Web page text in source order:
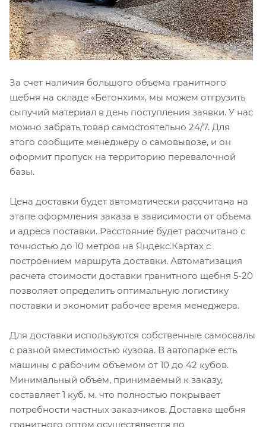
За счет наличия большого объема гранитного
щебня на складе «Бетонхим», мы можем отгрузить
сыпучий материал в день поступления заявки. У нас
можно забрать товар самостоятельно 24/7. Для
этого сообщите менеджеру о самовывозе, и он
оформит пропуск на территорию перевалочной
базы.
Цена доставки будет автоматически рассчитана на
этапе оформления заказа в зависимости от объема
и адреса поставки. Расстояние будет рассчитано с
точностью до 10 метров на Яндекс.Картах с
построением маршрута доставки. Автоматизация
расчета стоимости доставки гранитного щебня 5-20
позволяет определить оптимальную логистику
поставки и экономит рабочее время менеджера.
Для доставки используются собственные самосвалы
с разной вместимостью кузова. В автопарке есть
машины с рабочим объемом от 10 до 42 кубов.
Минимальный объем, принимаемый к заказу,
составляет 1 куб. м. что полностью покрывает
потребности частных заказчиков. Доставка щебня
гранитного оптом осуществляется по